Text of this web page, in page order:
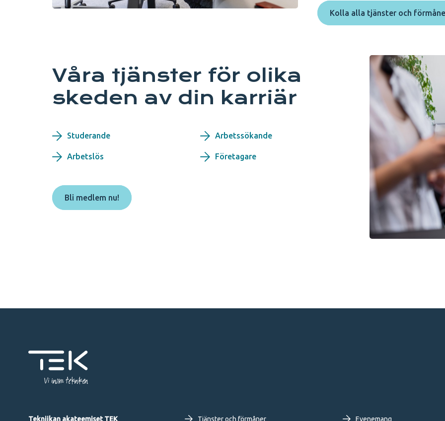
Kolla alla tjänster och
Våra tjänster för olika
skeden av din karriär
Studerande Arbetssökande
Arbetslös Företagare
Bli medlem nu!
Vi inom tekniken
Tekniikan akateemiset TEK Tjänster och förmåner Evenemang